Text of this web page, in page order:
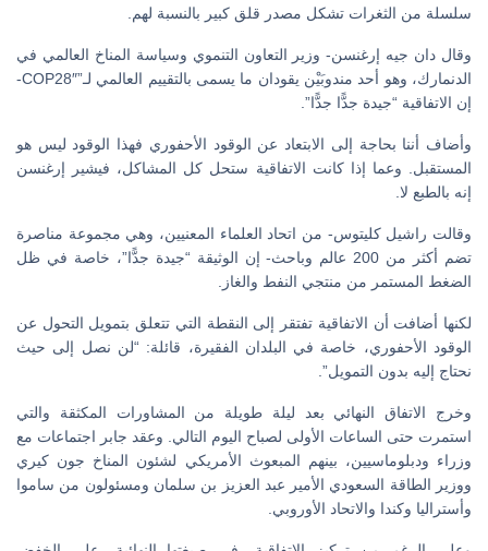
سلسلة من الثغرات تشكل مصدر قلق كبير بالنسبة لهم.
وقال دان جيه إرغنسن- وزير التعاون التنموي وسياسة المناخ العالمي في
الدنمارك، وهو أحد مندوبَيْن يقودان ما يسمى بالتقييم العالمي لـ”COP28″-
إن الاتفاقية “جيدة جدًّا جدًّا”.
وأضاف أننا بحاجة إلى الابتعاد عن الوقود الأحفوري فهذا الوقود ليس هو
المستقبل. وعما إذا كانت الاتفاقية ستحل كل المشاكل، فيشير إرغنسن
إنه بالطبع لا.
وقالت راشيل كليتوس- من اتحاد العلماء المعنيين، وهي مجموعة مناصرة
تضم أكثر من 200 عالم وباحث- إن الوثيقة “جيدة جدًّا”، خاصة في ظل
الضغط المستمر من منتجي النفط والغاز.
لكنها أضافت أن الاتفاقية تفتقر إلى النقطة التي تتعلق بتمويل التحول عن
الوقود الأحفوري، خاصة في البلدان الفقيرة، قائلة: “لن نصل إلى حيث
نحتاج إليه بدون التمويل”.
وخرج الاتفاق النهائي بعد ليلة طويلة من المشاورات المكثقة والتي
استمرت حتى الساعات الأولى لصباح اليوم التالي. وعقد جابر اجتماعات مع
وزراء ودبلوماسيين، بينهم المبعوث الأمريكي لشئون المناخ جون كيري
ووزير الطاقة السعودي الأمير عبد العزيز بن سلمان ومسئولون من ساموا
وأستراليا وكندا والاتحاد الأوروبي.